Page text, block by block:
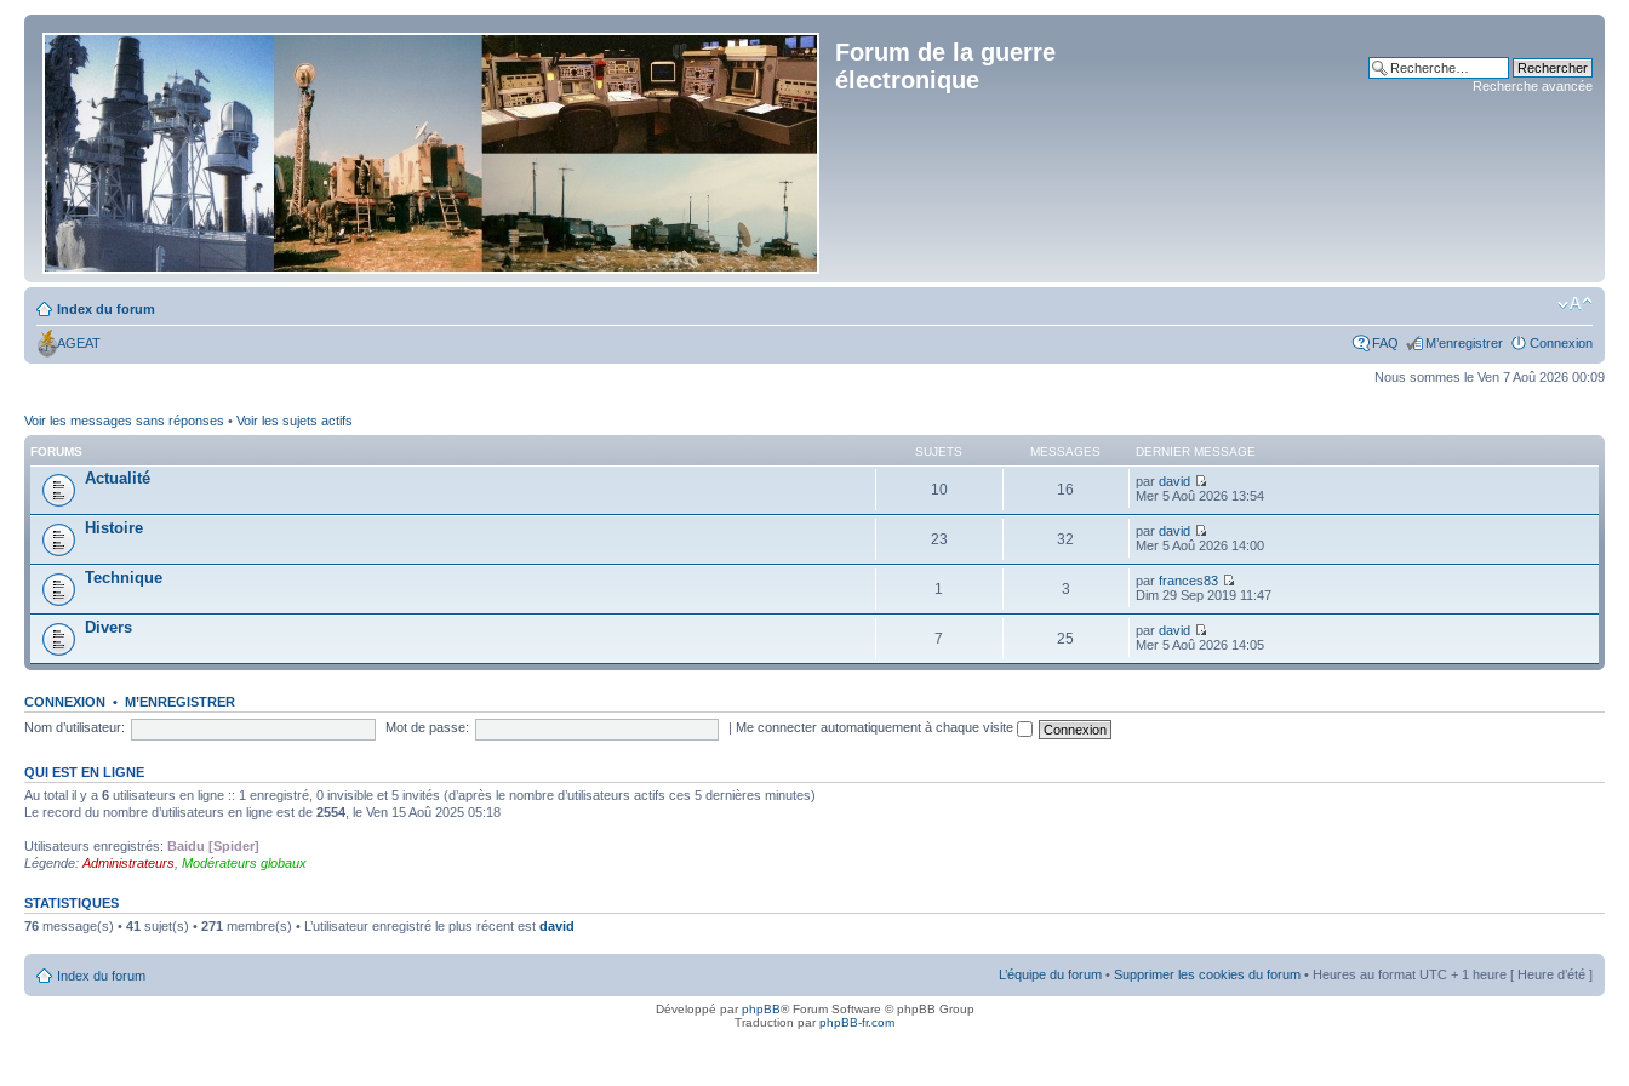
Forum de la guerre
électronique
Recherche avancée
Index du forum
AGEAT FAQ M’enregistrer Connexion
Nous sommes le Ven 7 Aoû 2026 00:09
Voir les messages sans réponses • Voir les sujets actifs
FORUMS SUJETS MESSAGES DERNIER MESSAGE
Actualité
10 16 pardavid
Mer 5 Aoû 2026 13:54
Histoire
23 32 pardavid
Mer 5 Aoû 2026 14:00
Technique
1 3 parfrances83
Dim 29 Sep 2019 11:47
Divers
7 25 pardavid
Mer 5 Aoû 2026 14:05
CONNEXION • M’ENREGISTRER
Nom d’utilisateur:
Mot de passe: Me connecter automatiquement à chaque visite
QUI EST EN LIGNE
Au total il y a 6 utilisateurs en ligne :: 1 enregistré, 0 invisible et 5 invités (d’après le nombre d’utilisateurs actifs ces 5 dernières minutes)
Le record du nombre d’utilisateurs en ligne est de 2554 , le Ven 15 Aoû 2025 05:18
Utilisateurs enregistrés: Baidu [Spider]
Légende: Administrateurs Modérateurs globaux
STATISTIQUES
76 message(s) • 41 sujet(s) • 271 membre(s) • L’utilisateur enregistré le plus récent est david
Index du forum L’équipe du forum • Supprimer les cookies du forum • Heures au format UTC + 1 heure [ Heure d’été ]
Développé parphpBB® Forum Software © phpBB Group
Traduction parphpBB-fr.com